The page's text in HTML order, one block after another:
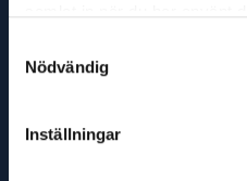
Nödvändig
Inställningar